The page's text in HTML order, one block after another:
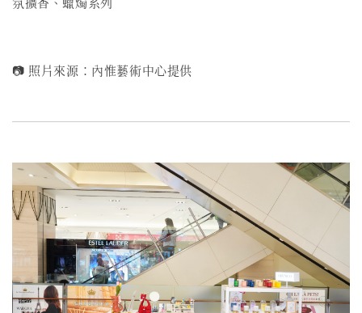
📷 照片來源：內惟藝術中心提供